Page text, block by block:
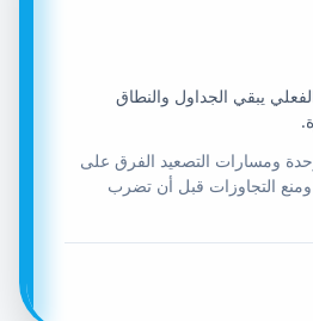
يبقي الجداول والنطاق
ومسارات التصعيد الفرق على
التجاوزات قبل أن تضرب